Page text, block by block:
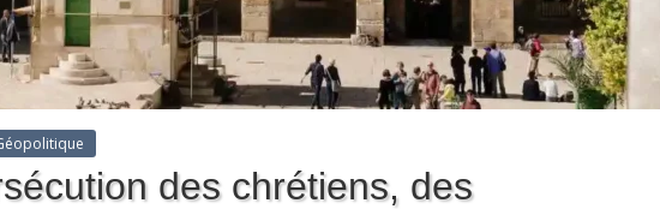
des chrétiens, des